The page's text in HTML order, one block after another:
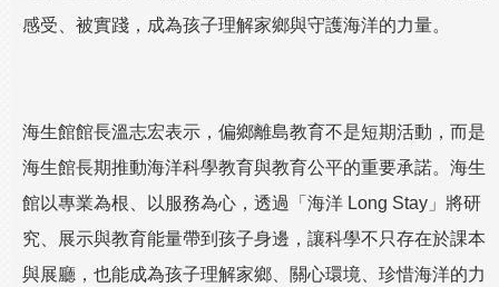
感受、被實踐，成為孩子理解家鄉與守護海洋的力量。
海生館館長溫志宏表示，偏鄉離島教育不是短期活動，而是
海生館長期推動海洋科學教育與教育公平的重要承諾。海生
館以專業為根、以服務為心，透過「海洋 Long Stay」將研
究、展示與教育能量帶到孩子身邊，讓科學不只存在於課本
與展廳，也能成為孩子理解家鄉、關心環境、珍惜海洋的力